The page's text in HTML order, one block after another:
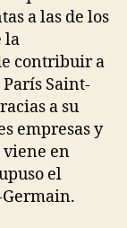
a las de los
la
contribuir a
Saint-
a su
empresas y
viene en
el